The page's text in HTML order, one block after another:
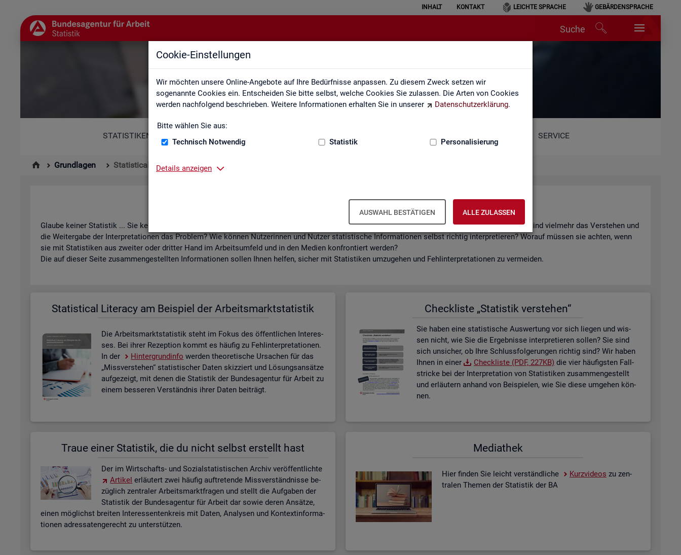
Cookie-Einstellungen
Wir möchten unsere Online-Angebote auf Ihre Bedürfnisse anpassen. Zu diesem Zweck setzen wir
sogenannte Cookies ein. Entscheiden Sie bitte selbst, welche Cookies Sie zulassen. Die Arten von Cookies
werden nachfolgend beschrieben. Weitere Informationen erhalten Sie in unserer
Datenschutzerklärung.
Bitte wählen Sie aus:
Technisch Notwendig
Statistik Personalisierung
Details anzeigen
AUSWAHL BESTÄTIGEN ALLE ZULASSEN
INHALT KONTAKT LEICHTE SPRACHE GEBÄRDENSPRACHE
Suche
Statistical Literacy - Statistik verstehen
STATISTIKEN SERVICE
Grundlagen Statistical Literacy - Statistik verstehen
Sta­ti­s­ti­cal Li­te­r­acy - Sta­tis­tik ver­ste­hen und rich­tig in­ter­pre­tie­ren
Glau­be kei­ner Sta­tis­tik ... Sie ken­nen die­sen Spruch in ver­schie­dens­ten Va­ria­tio­nen. Aber wird mit Sta­tis­tik wirk­lich oft be­wusst ge­täuscht? Oder sind viel­mehr das Ver­ste­hen und
die Wei­ter­ga­be der In­ter­pre­ta­tio­nen das Pro­blem? Wie kön­nen Nut­ze­rin­nen und Nut­zer sta­tis­ti­sche In­for­ma­tio­nen selbst rich­tig in­ter­pre­tie­ren? Wor­auf müs­sen sie ach­ten, wenn
sie mit Sta­tis­ti­ken aus zwei­ter oder drit­ter Hand im Ar­beits­um­feld und in den Me­di­en kon­fron­tiert wer­den?
Die auf die­ser Seite zu­sam­men­ge­stell­ten In­for­ma­tio­nen sol­len Ihnen hel­fen, si­cher mit Sta­tis­ti­ken um­zu­ge­hen und Fehl­in­ter­pre­ta­tio­nen zu ver­mei­den.
Sta­ti­s­ti­cal Li­te­r­acy am Bei­spiel der Ar­beits­markt­sta­tis­tik
Die Ar­beits­markt­sta­tis­tik steht im Fokus des öf­fent­li­chen In­ter­es­
ses. Bei ihrer Re­zep­ti­on kommt es häu­fig zu Fehl­in­ter­pre­ta­tio­nen.
In der
Hin­ter­grund­in­fo wer­den theo­re­ti­sche Ur­sa­chen für das
„Miss­ver­ste­hen“ sta­tis­ti­scher Daten skiz­ziert und Lö­sungs­an­sät­ze
auf­ge­zeigt, mit denen die Sta­tis­tik der Bun­des­agen­tur für Ar­beit zu
einem bes­se­ren Ver­ständ­nis ihrer Daten bei­trägt.
Check­lis­te „Sta­tis­tik ver­ste­hen“
Sie haben eine sta­tis­ti­sche Aus­wer­tung vor sich lie­gen und wis­
sen nicht, wie Sie die Er­geb­nis­se in­ter­pre­tie­ren sol­len? Sie sind
sich un­si­cher, ob Ihre Schluss­fol­ge­run­gen rich­tig sind? Wir haben
Ihnen in einer
Check­lis­te (PDF, 227KB) die vier häu­figs­ten Fall­
stri­cke bei der In­ter­pre­ta­ti­on von Sta­tis­ti­ken zu­sam­men­ge­stellt
und er­läu­tern an­hand von Bei­spie­len, wie Sie diese um­ge­hen kön­
nen.
Traue einer Sta­tis­tik, die du nicht selbst er­stellt hast
Der im Wirt­schafts- und So­zi­al­sta­tis­ti­schen Ar­chiv ver­öf­fent­lich­te
Ar­ti­kel er­läu­tert zwei häu­fig auf­tre­ten­de Miss­ver­ständ­nis­se be­
züg­lich zen­tra­ler Ar­beits­markt­fra­gen und stellt die Auf­ga­ben der
Sta­tis­tik der Bun­des­agen­tur für Ar­beit dar sowie deren An­sät­ze,
einen mög­lichst brei­ten In­ter­es­sen­ten­kreis mit Daten, Ana­ly­sen und Kon­text­in­for­ma­
tio­nen adres­sa­ten­ge­recht zu un­ter­stüt­zen.
Me­dia­thek
Hier fin­den Sie leicht ver­ständ­li­che Kurz­vi­de­os zu zen­
tra­len The­men der Sta­tis­tik der BA